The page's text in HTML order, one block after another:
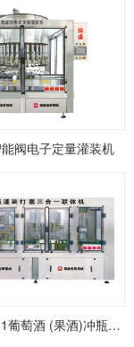
阀电子定量灌装机
QSP-16-12-1葡萄酒 (果酒)冲瓶灌装打塞联体机